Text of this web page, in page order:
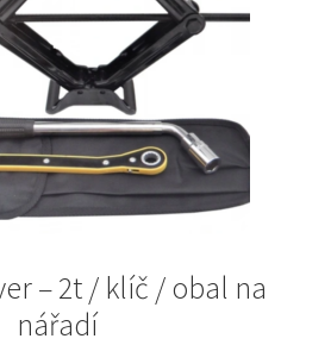
– 2t / klíč / obal na
nářadí